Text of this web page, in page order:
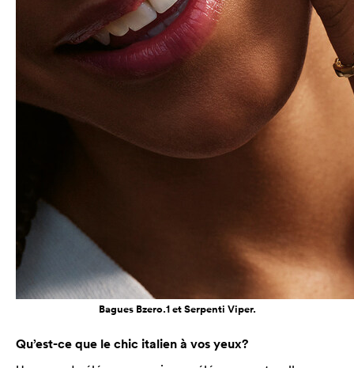
Bagues Bzero.1 et Serpenti Viper.
Qu’est-ce que le chic italien à vos yeux?